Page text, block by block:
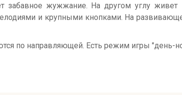
забавное жужжание. На другом углу
и крупными кнопками. На
по направляющей. Есть режим игры "день-